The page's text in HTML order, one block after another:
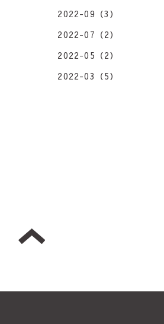
2022-09（3）
2022-07（2）
2022-05（2）
2022-03（5）